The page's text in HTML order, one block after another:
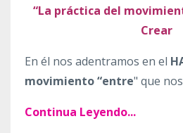
“La práctica del
Crear
En él nos adentramos en el
movimiento “entre" que
Continua Leyendo...